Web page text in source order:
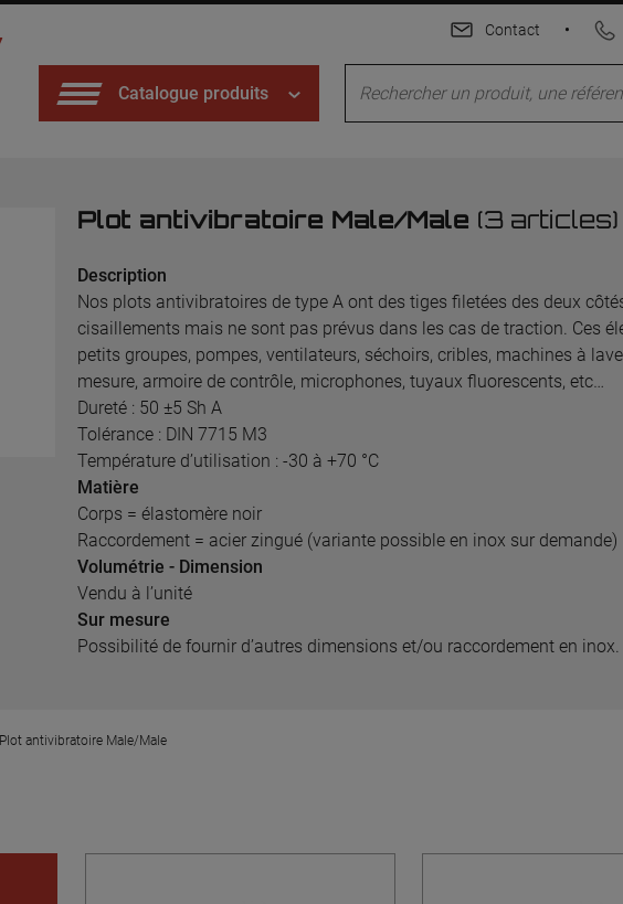
Catalogue produits
Contact •
Plot antivibratoire Male/Male (3 articles)
Description
Nos plots antivibratoires de type A ont des tiges filetées des deux
cisaillements mais ne sont pas prévus dans les cas de traction. Ces
petits groupes, pompes, ventilateurs, séchoirs, cribles, machines à
mesure, armoire de contrôle, microphones, tuyaux fluorescents, etc…
Dureté : 50 ±5 Sh A
Tolérance : DIN 7715 M3
Température d’utilisation : -30 à +70 °C
Matière
Corps = élastomère noir
Raccordement = acier zingué (variante possible en inox sur demande)
Volumétrie - Dimension
Vendu à l’unité
Sur mesure
Possibilité de fournir d’autres dimensions et/ou raccordement en inox.
Plot antivibratoire Male/Male